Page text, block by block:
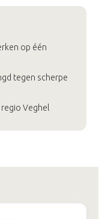
op één
tegen scherpe
Veghel